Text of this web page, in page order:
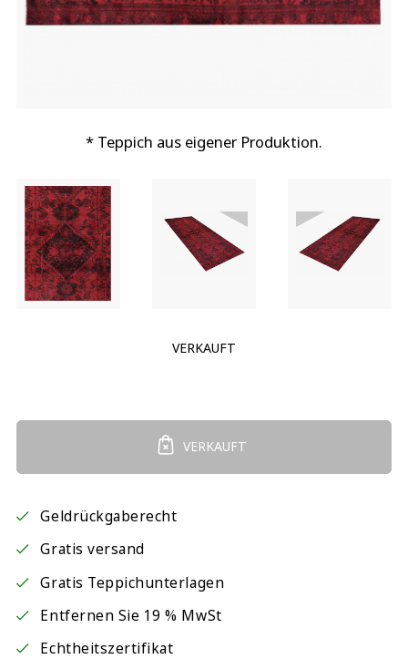
* Teppich aus eigener Produktion.
VERKAUFT
VERKAUFT
Geldrückgaberecht
Gratis versand
Gratis Teppichunterlagen
Entfernen Sie 19 % MwSt
Echtheitszertifikat